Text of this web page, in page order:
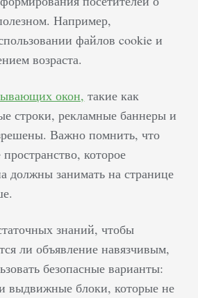
Например,
файлов cookie и
возраста.
окон, такие как
строки, рекламные баннеры и
Важно помнить, что
которое
должны занимать на странице
знаний, чтобы
ли объявление навязчивым,
безопасные варианты:
выдвижные блоки, которые не